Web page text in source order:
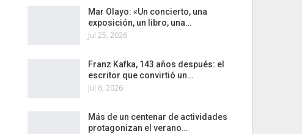
Mar Olayo: «Un concierto, una
exposición, un libro, una…
Jul 25, 2026
Franz Kafka, 143 años después: el
escritor que convirtió un…
Jul 6, 2026
Más de un centenar de actividades
protagonizan el verano…